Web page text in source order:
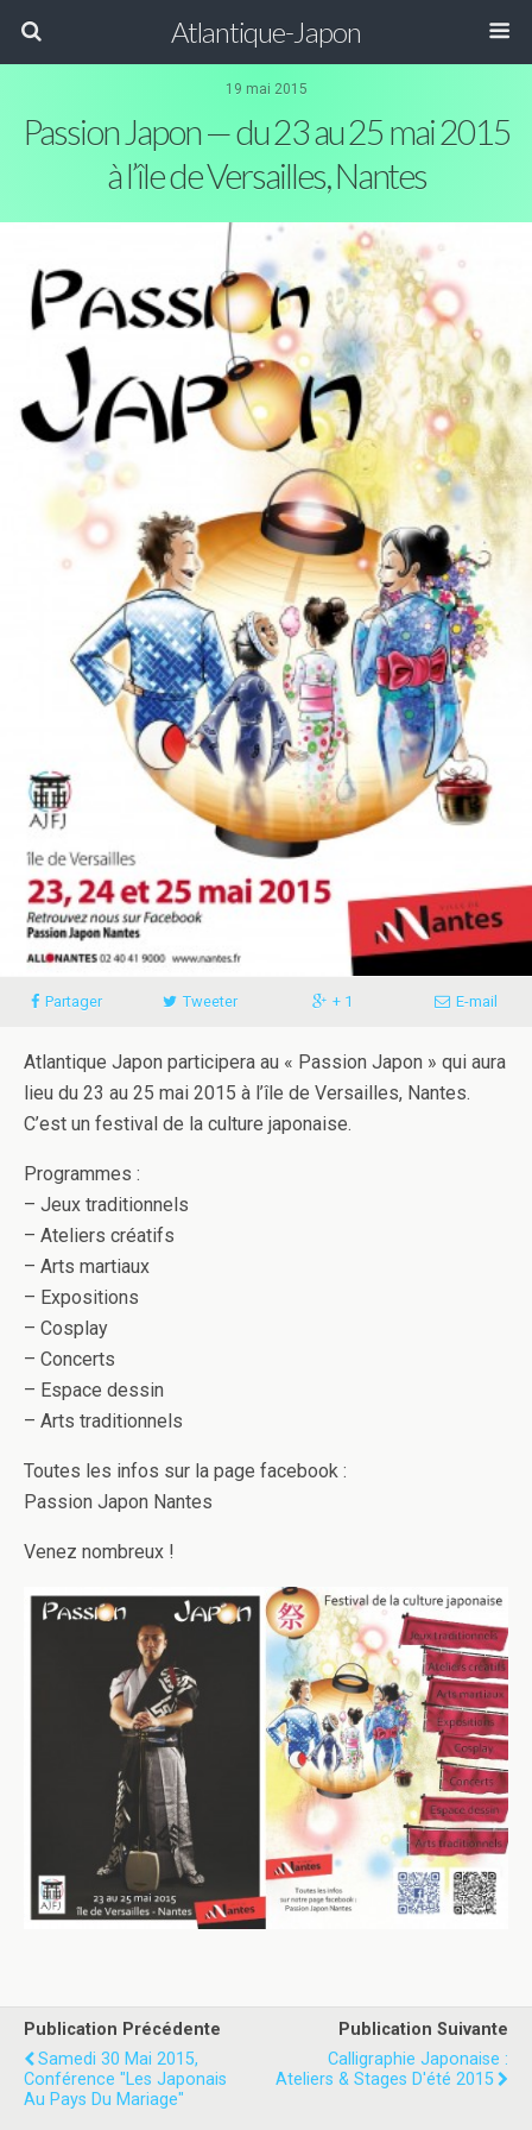
Atlantique-Japon
19 mai 2015
Passion Japon — du 23 au 25 mai 2015
à l’île de Versailles, Nantes
Partager Tweeter + 1 E-​​mail
Atlan­tique Japon par­ticipera au « Pas­sion Japon » qui aura
lieu du 23 au 25 mai 2015 à l’île de Ver­sailles, Nantes.
C’est un fes­ti­val de la cul­ture japonaise.
Pro­grammes :
– Jeux tra­di­tion­nels
– Ate­liers créat­ifs
– Arts mar­ti­aux
– Expo­si­tions
– Cos­play
– Con­certs
– Espace dessin
– Arts traditionnels
Toutes les infos sur la page face­book :
Pas­sion Japon Nantes
Venez nom­breux !
Publication Précédente
Samedi 30 Mai 2015,
Conférence "Les Japonais
Au Pays Du Mariage"
Publication Suivante
Calligraphie Japonaise :
Ateliers & Stages D'été 2015